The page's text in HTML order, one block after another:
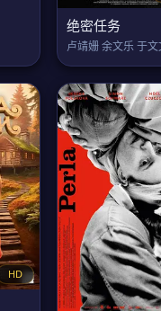
绝密任务
卢靖姗 余文乐 于文
HD